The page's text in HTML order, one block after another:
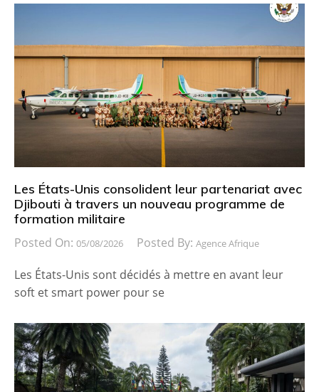
Les États-Unis consolident leur partenariat avec
Djibouti à travers un nouveau programme de
formation militaire
Posted On: 05/08/2026 Posted By: Agence Afrique
Les États-Unis sont décidés à mettre en avant leur
soft et smart power pour se